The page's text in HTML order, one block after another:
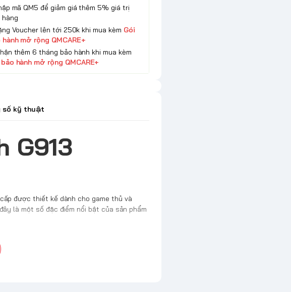
mã QM5 để giảm giá thêm 5% giá trị
Voucher lên tới 250k khi mua kèm Gói
hành mở rộng QMCARE+
thêm 6 tháng bảo hành khi mua kèm
hành mở rộng QMCARE+
số kỹ thuật
G913
được thiết kế dành cho game thủ và
là một số đặc điểm nổi bật của sản phẩm
khung kim loại nhôm-magiê, mang lại